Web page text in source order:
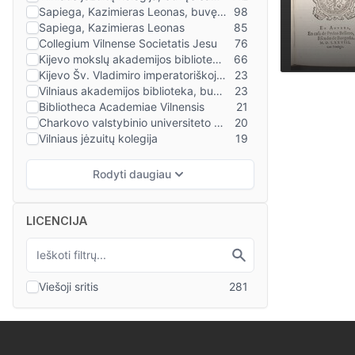
LICENCIJA